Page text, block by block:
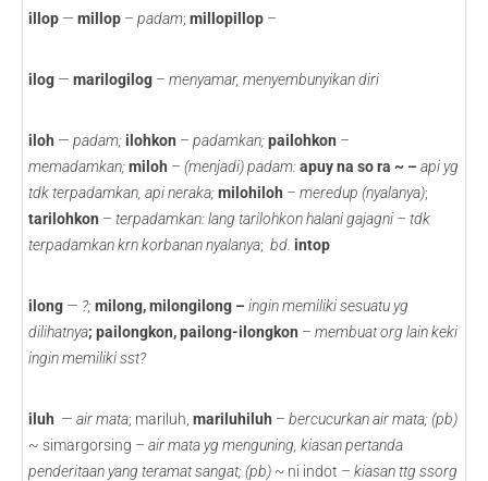
illop — millop – padam; millopillop –
ilog — marilogilog – menyamar, menyembunyikan diri
iloh — padam;ilohkon – padamkan;pailohkon –
memadamkan;miloh – (menjadi) padam:apuy na so ra ~ –api yg
tdk terpadamkan, api neraka;milohiloh – meredup (nyalanya);
tarilohkon – terpadamkan: lang tarilohkon halani gajagni – tdk
terpadamkan krn korbanan nyalanya; bd. intop
ilong — ?;milong, milongilong –ingin memiliki sesuatu yg
dilihatnya; pailongkon, pailong-ilongkon – membuat org lain keki
ingin memiliki sst?
iluh — air mata; mariluh, mariluhiluh – bercucurkanair mata; (pb)
~ simargorsing – air mata yg menguning, kiasan pertanda
penderitaan yang teramat sangat; (pb) ~ ni indot – kiasan ttg ssorg